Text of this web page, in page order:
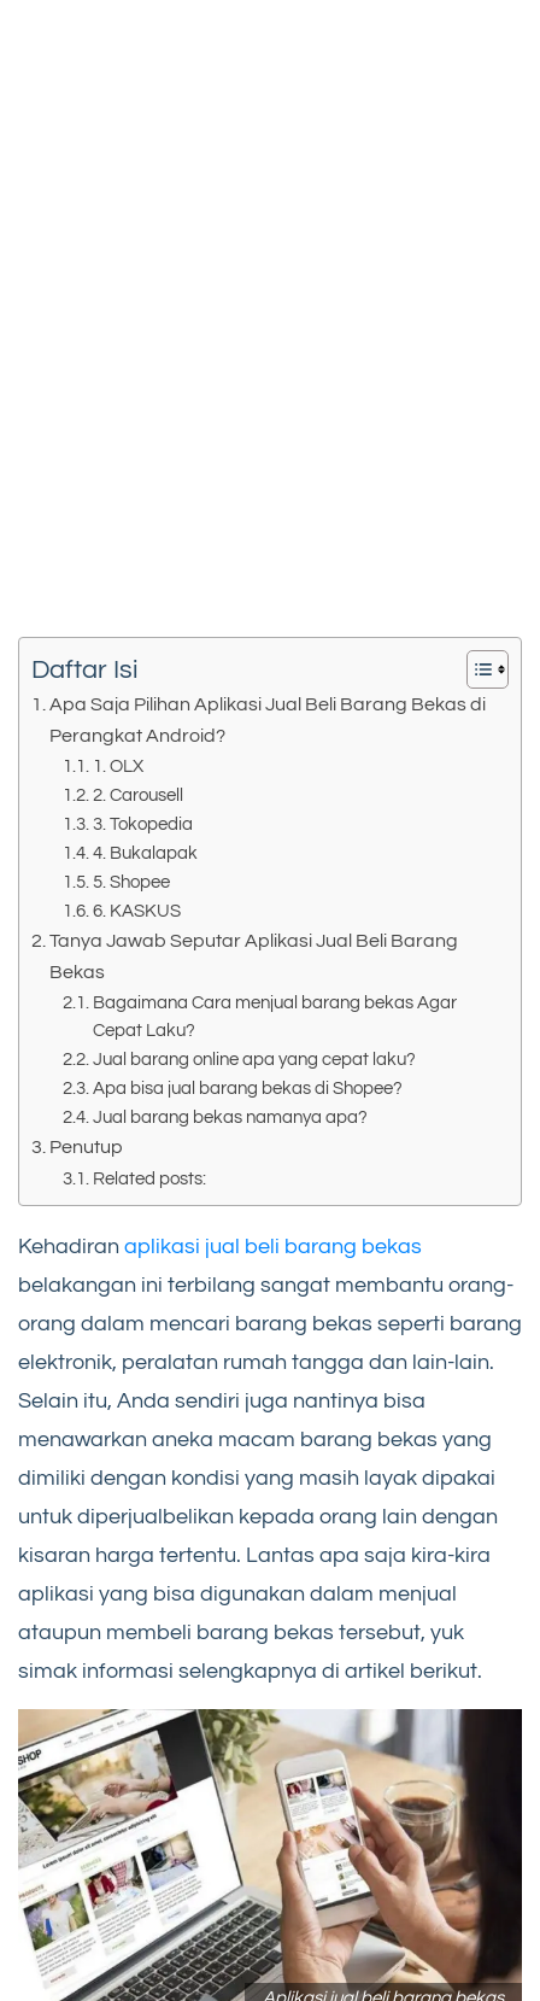
Daftar Isi
Apa Saja Pilihan Aplikasi Jual Beli Barang Bekas di
Perangkat Android?
1. OLX
2. Carousell
3. Tokopedia
4. Bukalapak
5. Shopee
6. KASKUS
Tanya Jawab Seputar Aplikasi Jual Beli Barang
Bekas
Bagaimana Cara menjual barang bekas Agar
Cepat Laku?
Jual barang online apa yang cepat laku?
Apa bisa jual barang bekas di Shopee?
Jual barang bekas namanya apa?
Penutup
Related posts:
Kehadiran aplikasi jual beli barang bekas
belakangan ini terbilang sangat membantu orang-
orang dalam mencari barang bekas seperti barang
elektronik, peralatan rumah tangga dan lain-lain.
Selain itu, Anda sendiri juga nantinya bisa
menawarkan aneka macam barang bekas yang
dimiliki dengan kondisi yang masih layak dipakai
untuk diperjualbelikan kepada orang lain dengan
kisaran harga tertentu. Lantas apa saja kira-kira
aplikasi yang bisa digunakan dalam menjual
ataupun membeli barang bekas tersebut, yuk
simak informasi selengkapnya di artikel berikut.